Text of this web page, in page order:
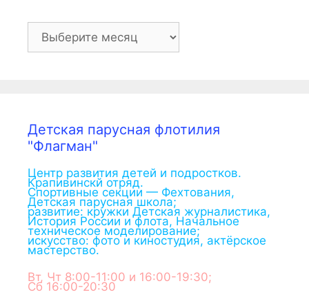
Архив
Детская парусная флотилия
"Флагман"
Центр развития детей и подростков.
Крапивинскй отряд.
Спортивные секции — Фехтования,
Детская парусная школа;
развитие: кружки Детская журналистика,
История России и флота, Начальное
техническое моделирование;
искусство: фото и киностудия, актёрское
мастерство.
Вт, Чт 8:00-11:00 и 16:00-19:30;
Сб 16:00-20:30